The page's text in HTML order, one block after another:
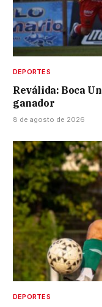
DEPORTES
Reválida: Boca
ganador
8 de agosto de 2026
DEPORTES